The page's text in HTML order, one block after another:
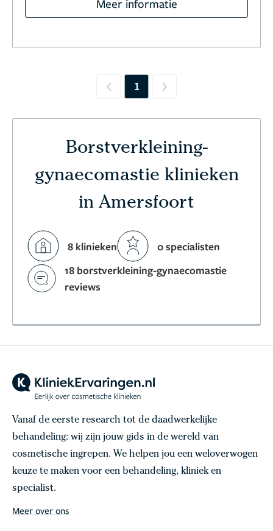
Meer informatie
Previous
1 Next
Borstverkleining-
gynaecomastie klinieken
in Amersfoort
8 klinieken
0 specialisten
18 borstverkleining-gynaecomastie
reviews
Vanaf de eerste research tot de daadwerkelijke
behandeling: wij zijn jouw gids in de wereld van
cosmetische ingrepen. We helpen jou een weloverwogen
keuze te maken voor een behandeling, kliniek en
specialist.
Meer over ons